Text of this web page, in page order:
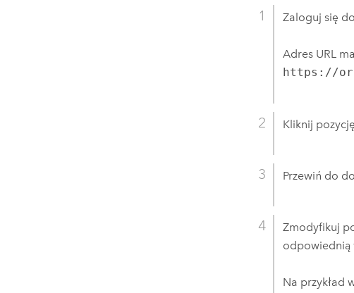
Zaloguj się
Adres URL
https://
Kliknij pozycję
Przewiń do
Zmodyfikuj
odpowiednią
Na przykład